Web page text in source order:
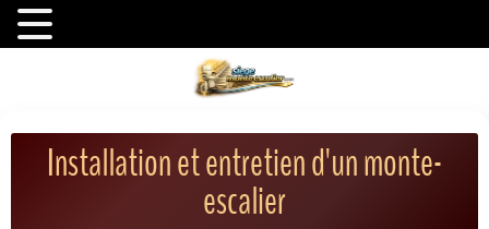
Installation et entretien d'un monte-
escalier